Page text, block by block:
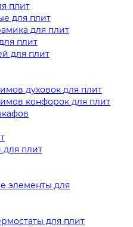
плит
для плит
для плит
плит
для плит
духовок для плит
конфорок для плит
плит
элементы для
для плит